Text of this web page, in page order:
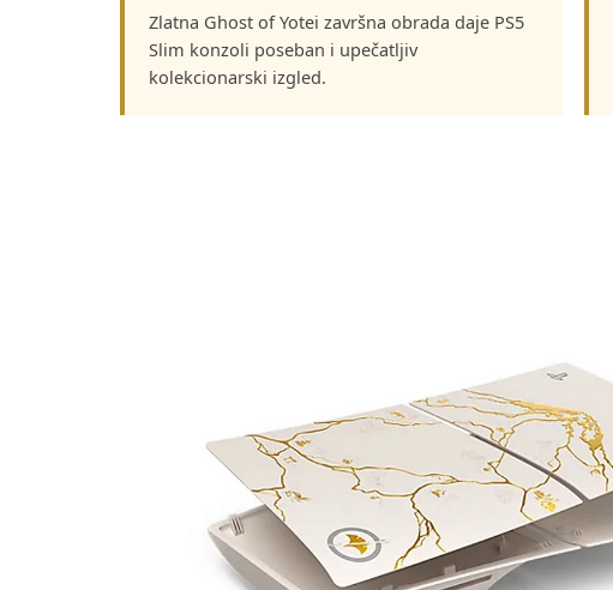
Zlatna Ghost of Yotei završna obrada daje PS5
Slim konzoli poseban i upečatljiv
kolekcionarski izgled.